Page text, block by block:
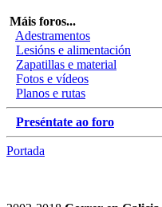
Máis foros...
Adestramentos
Lesións e alimentación
Zapatillas e material
Fotos e vídeos
Planos e rutas
Preséntate ao foro
Portada